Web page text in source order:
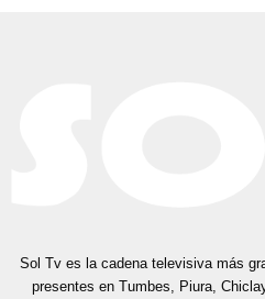
Sol Tv es la cadena televisiva más
presentes en Tumbes, Piura,